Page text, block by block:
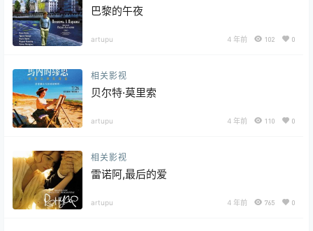
巴黎的午夜
artupu 4 年前 102 0
相关影视
贝尔特·莫里索
artupu 4 年前 110 0
相关影视
雷诺阿,最后的爱
artupu 4 年前 765 0